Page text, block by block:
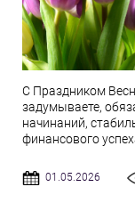
С Праздником
задумываете,
начинаний,
финансового
01.05.2026